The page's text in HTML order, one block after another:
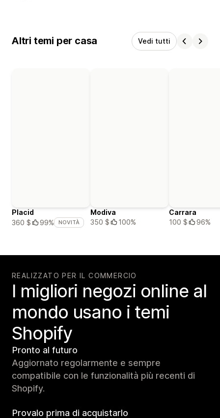
Altri temi per casa Vedi tutti
Placid
360 $
99% NOVITÀ
Modiva
350 $
100%
Carrara
100 $
96%
REALIZZATO PER IL COMMERCIO
I migliori negozi online al
mondo usano i temi
Shopify
Pronto al futuro
Aggiornato regolarmente e sempre
compatibile con le funzionalità più recenti di
Shopify.
Provalo prima di acquistarlo